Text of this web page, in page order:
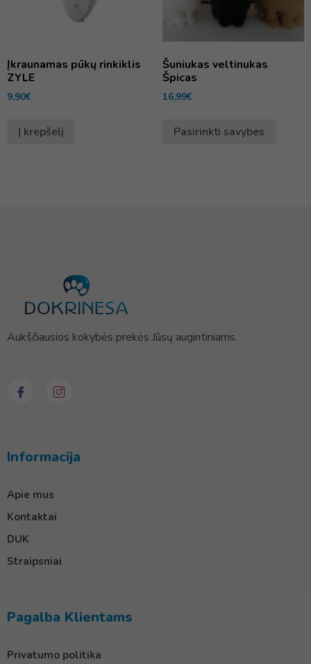
Įkraunamas pūkų rinkiklis
ZYLE
9,90€
Į krepšelį
Šuniukas veltinukas
Špicas
16,99€
Pasirinkti savybes
Aukščiausios kokybės prekės Jūsų augintiniams.
Informacija
Apie mus
Kontaktai
DUK
Straipsniai
Pagalba Klientams
Privatumo politika